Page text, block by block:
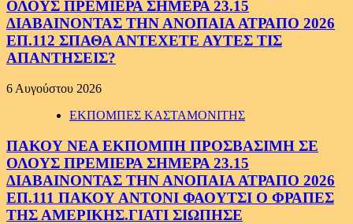
ΟΛΟΥΣ ΠΡΕΜΙΕΡΑ ΣΗΜΕΡΑ 23.15
ΔΙΑΒΑΙΝΟΝΤΑΣ ΤΗΝ ΑΝΟΠΑΙΑ ΑΤΡΑΠΟ 2026
ΕΠ.112 ΣΠΑΘΑ ΑΝΤΕΧΕΤΕ ΑΥΤΕΣ ΤΙΣ
ΑΠΑΝΤΗΣΕΙΣ?
6 Αυγούστου 2026
ΕΚΠΟΜΠΕΣ ΚΑΣΤΑΜΟΝΙΤΗΣ
ΠΑΚΟΥ ΝΕΑ ΕΚΠΟΜΠΗ ΠΡΟΣΒΑΣΙΜΗ ΣΕ
ΟΛΟΥΣ ΠΡΕΜΙΕΡΑ ΣΗΜΕΡΑ 23.15
ΔΙΑΒΑΙΝΟΝΤΑΣ ΤΗΝ ΑΝΟΠΑΙΑ ΑΤΡΑΠΟ 2026
ΕΠ.111 ΠΑΚΟΥ ΑΝΤΟΝΙ ΦΑΟΥΤΣΙ Ο ΦΡΑΠΕΣ
ΤΗΣ ΑΜΕΡΙΚΗΣ.ΓΙΑΤΙ ΣΙΩΠΗΣΕ